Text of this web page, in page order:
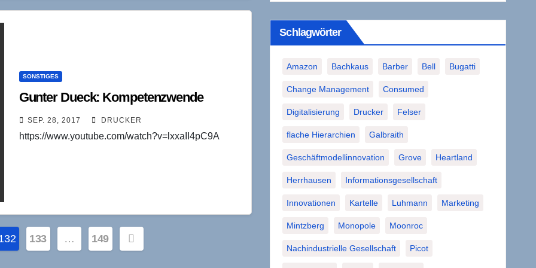
SONSTIGES
Gunter Dueck: Kompetenzwende
SEP. 28, 2017 DRUCKER
https://www.youtube.com/watch?v=lxxaII4pC9A
133 … 149
Schlagwörter
Amazon Bachkaus Barber Bell Bugatti
Change Management Consumed
Digitalisierung Drucker Felser
flache Hierarchien Galbraith
Geschäftmodellinnovation Grove Heartland
Herrhausen Informationsgesellschaft
Innovationen Kartelle Luhmann Marketing
Mintzberg Monopole Moonroc
Nachindustrielle Gesellschaft Picot